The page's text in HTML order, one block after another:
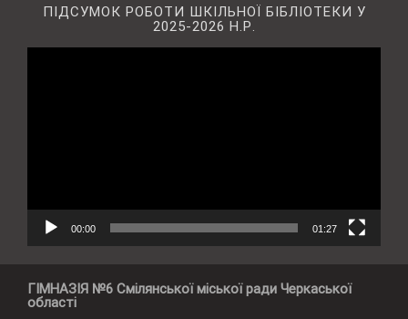
ПІДСУМОК РОБОТИ ШКІЛЬНОЇ БІБЛІОТЕКИ У
2025-2026 Н.Р.
00:00 01:27
ГІМНАЗІЯ №6 Смілянської міської ради Черкаської
області